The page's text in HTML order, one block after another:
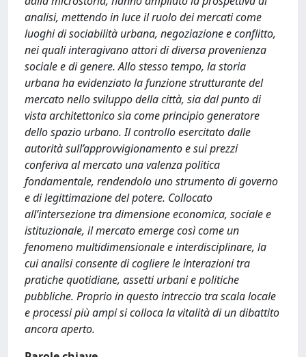
analisi, mettendo in luce il ruolo dei mercati come
luoghi di sociabilità urbana, negoziazione e conflitto,
nei quali interagivano attori di diversa provenienza
sociale e di genere. Allo stesso tempo, la storia
urbana ha evidenziato la funzione strutturante del
mercato nello sviluppo della città, sia dal punto di
vista architettonico sia come principio generatore
dello spazio urbano. Il controllo esercitato dalle
autorità sull’approvvigionamento e sui prezzi
conferiva al mercato una valenza politica
fondamentale, rendendolo uno strumento di governo
e di legittimazione del potere. Collocato
all’intersezione tra dimensione economica, sociale e
istituzionale, il mercato emerge così come un
fenomeno multidimensionale e interdisciplinare, la
cui analisi consente di cogliere le interazioni tra
pratiche quotidiane, assetti urbani e politiche
pubbliche. Proprio in questo intreccio tra scala locale
e processi più ampi si colloca la vitalità di un dibattito
ancora aperto.